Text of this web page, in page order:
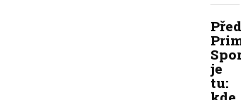
je
tu: